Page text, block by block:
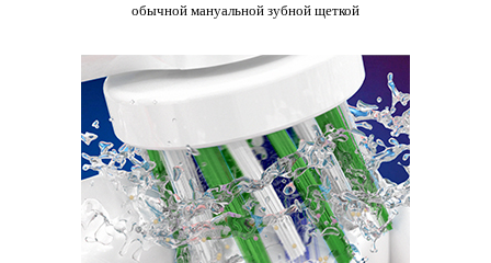
обычной мануальной зубной щеткой